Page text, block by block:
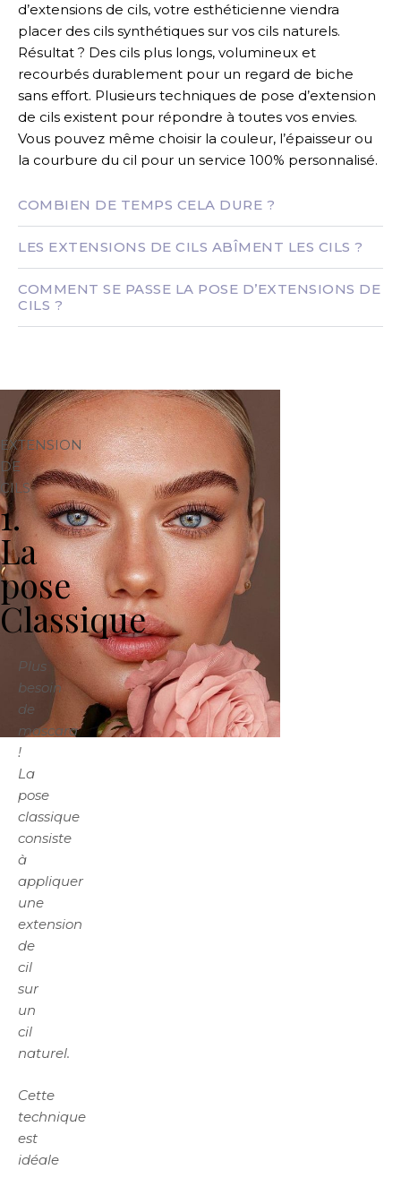
d’extensions de cils, votre esthéticienne viendra
placer des cils synthétiques sur vos cils naturels.
Résultat ? Des cils plus longs, volumineux et
recourbés durablement pour un regard de biche
sans effort. Plusieurs techniques de pose d’extension
de cils existent pour répondre à toutes vos envies.
Vous pouvez même choisir la couleur, l’épaisseur ou
la courbure du cil pour un service 100% personnalisé.
COMBIEN DE TEMPS CELA DURE ?
LES EXTENSIONS DE CILS ABÎMENT LES CILS ?
COMMENT SE PASSE LA POSE D’EXTENSIONS DE
CILS ?
EXTENSION
DE
CILS
1.
La
pose
Classique
Plus
besoin
de
mascara
!
La
pose
classique
consiste
à
appliquer
une
extension
de
cil
sur
un
cil
naturel.
Cette
technique
est
idéale